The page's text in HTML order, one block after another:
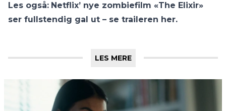
Les også: Netflix’ nye zombiefilm «The Elixir»
ser fullstendig gal ut – se traileren her.
LES MERE